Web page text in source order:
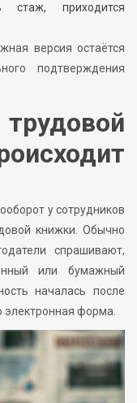
стаж, приходится
версия остаётся
подтверждения
у сотрудников
книжки. Обычно
спрашивают,
или бумажный
началась после
электронная форма.